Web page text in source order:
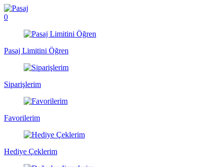
0
Pasaj Limitini Öğren
Siparişlerim
Favorilerim
Hediye Çeklerim